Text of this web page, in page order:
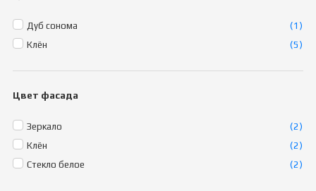
Дуб сонома
(1)
Клён
(5)
Цвет фасада
Зеркало
(2)
Клён
(2)
Стекло белое
(2)